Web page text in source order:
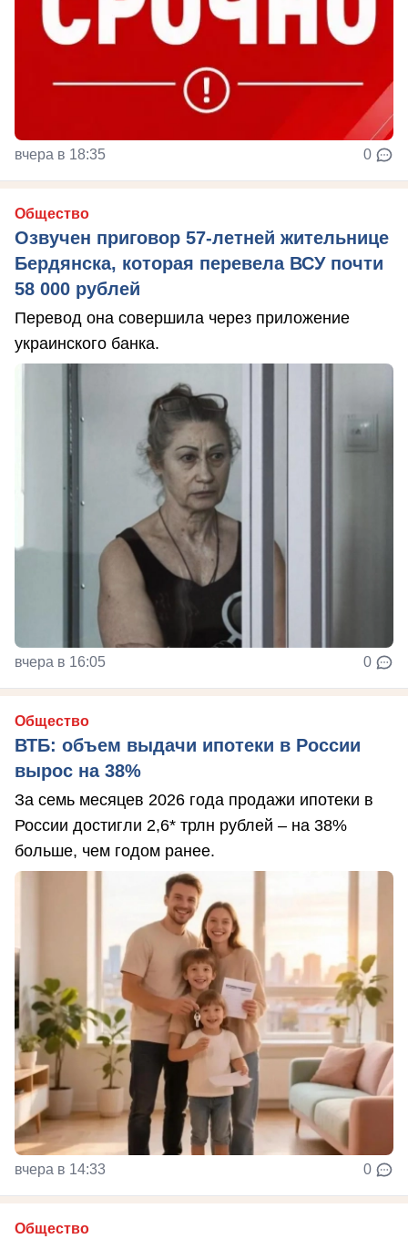
вчера в 18:35 0
Общество
Озвучен приговор 57-летней жительнице
Бердянска, которая перевела ВСУ почти
58 000 рублей
Перевод она совершила через приложение
украинского банка.
вчера в 16:05 0
Общество
ВТБ: объем выдачи ипотеки в России
вырос на 38%
За семь месяцев 2026 года продажи ипотеки в
России достигли 2,6* трлн рублей – на 38%
больше, чем годом ранее.
вчера в 14:33 0
Общество